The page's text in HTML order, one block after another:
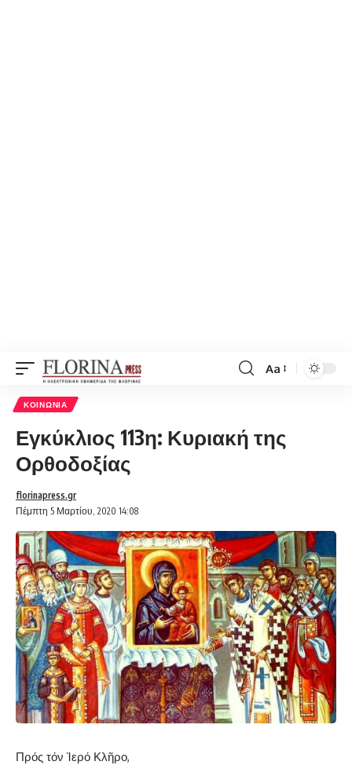
Font
Aa
ΚΟΙΝΩΝΊΑ
Εγκύκλιος 113η: Κυριακή της
Ορθοδοξίας
Πέμπτη 5 Μαρτίου, 2020 14:08
florinapress.gr
Πρός τόν Ἱερό Κλῆρο,